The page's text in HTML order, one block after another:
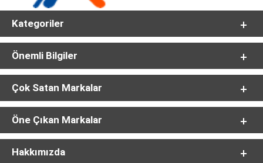
Kategoriler
Önemli Bilgiler
Çok Satan Markalar
Öne Çıkan Markalar
Hakkımızda